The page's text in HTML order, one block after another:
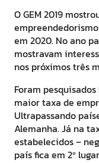
O GEM 2019
em 2020. No ano
mostravam
nos próximos três
Foram
maior taxa de
Ultrapassando
Alemanha. Já na
estabelecidos –
país fica em 2º